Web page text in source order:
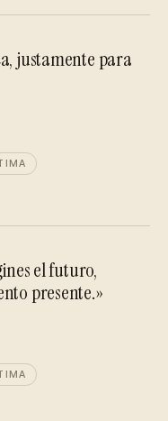
justamente para
el futuro,
presente.»